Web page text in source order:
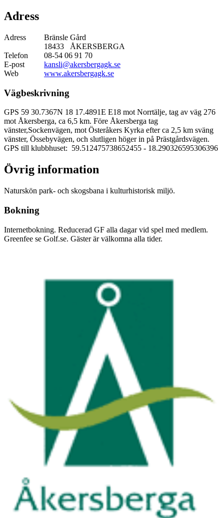
Adress
Adress
Bränsle Gård
18433 ÅKERSBERGA
Telefon
08-54 06 91 70
E-post
kansli@akersbergagk.se
Web
www.akersbergagk.se
Vägbeskrivning
GPS 59 30.7367N 18 17.4891E E18 mot Norrtälje, tag av väg 276
mot Åkersberga, ca 6,5 km. Före Åkersberga tag
vänster,Sockenvägen, mot Österåkers Kyrka efter ca 2,5 km sväng
vänster, Össebyvägen, och slutligen höger in på Prästgårdsvägen.
GPS till klubbhuset: 59.512475738652455 - 18.290326595306396
Övrig information
Naturskön park- och skogsbana i kulturhistorisk miljö.
Bokning
Internetbokning. Reducerad GF alla dagar vid spel med medlem.
Greenfee se Golf.se. Gäster är välkomna alla tider.